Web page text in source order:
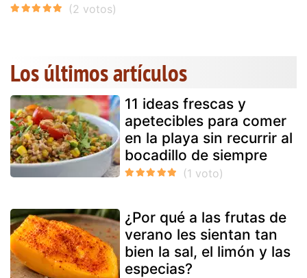
Los últimos artículos
11 ideas frescas y
apetecibles para comer
en la playa sin recurrir al
bocadillo de siempre
¿Por qué a las frutas de
verano les sientan tan
bien la sal, el limón y las
especias?